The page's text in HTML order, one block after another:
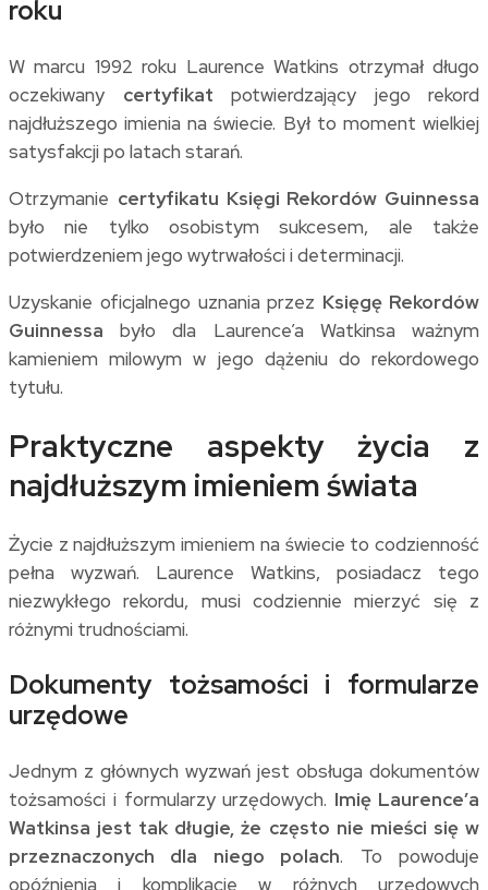
roku
W marcu 1992 roku Laurence Watkins otrzymał długo
oczekiwany certyfikat potwierdzający jego rekord
najdłuższego imienia na świecie. Był to moment wielkiej
satysfakcji po latach starań.
Otrzymanie certyfikatu Księgi Rekordów Guinnessa
było nie tylko osobistym sukcesem, ale także
potwierdzeniem jego wytrwałości i determinacji.
Uzyskanie oficjalnego uznania przez Księgę Rekordów
Guinnessa było dla Laurence’a Watkinsa ważnym
kamieniem milowym w jego dążeniu do rekordowego
tytułu.
Praktyczne aspekty życia z
najdłuższym imieniem świata
Życie z najdłuższym imieniem na świecie to codzienność
pełna wyzwań. Laurence Watkins, posiadacz tego
niezwykłego rekordu, musi codziennie mierzyć się z
różnymi trudnościami.
Dokumenty tożsamości i formularze
urzędowe
Jednym z głównych wyzwań jest obsługa dokumentów
tożsamości i formularzy urzędowych. Imię Laurence’a
Watkinsa jest tak długie, że często nie mieści się w
przeznaczonych dla niego polach. To powoduje
opóźnienia i komplikacje w różnych urzędowych